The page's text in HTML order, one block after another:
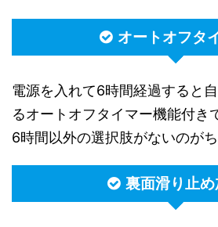
オートオフタ
電源を入れて6時間経過すると
るオートオフタイマー機能付き
6時間以外の選択肢がないのがち
裏面滑り止